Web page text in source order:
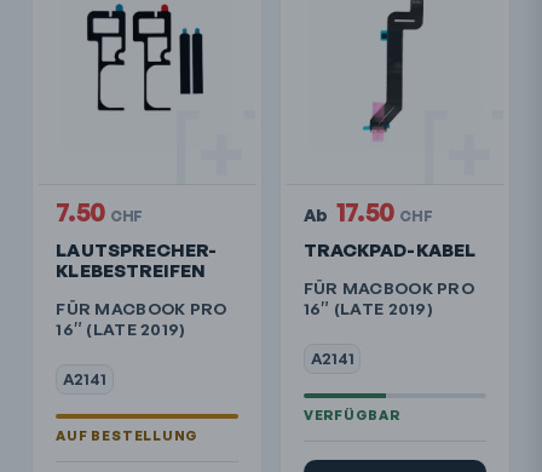
LAUTSPRECHER-
KLEBESTREIFEN
FÜR MACBOOK PRO
16″ (LATE 2019)
A2141
7.50 CHF
TRACKPAD-KABEL
FÜR MACBOOK PRO
16″ (LATE 2019)
A2141
Ab 17.50 CHF